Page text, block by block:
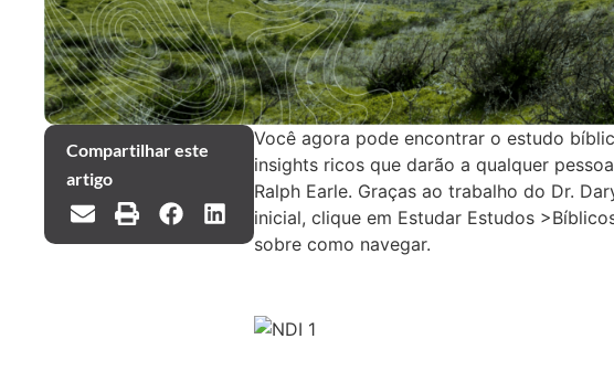
Compartilhar este
artigo
Você agora pode encontrar o estudo
insights ricos que darão a qualquer
Ralph Earle. Graças ao trabalho do Dr.
inicial, clique em Estudar Estudos
sobre como navegar.